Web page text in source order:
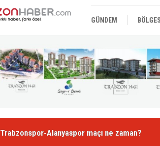
GÜNDEM
Trabzonspor-Alanyaspor maçı ne zaman?